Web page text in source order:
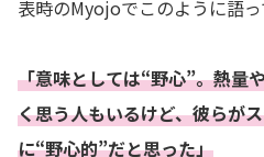
表時のMyojoでこのように語っ
「意味としては“野心”。熱量
く思う人もいるけど、彼らが
に“野心的”だと思った」